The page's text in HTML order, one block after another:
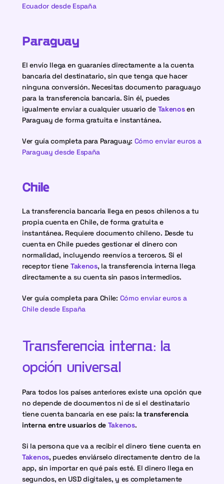
Ecuador desde España
Paraguay
El envío llega en guaraníes directamente a la cuenta
bancaria del destinatario, sin que tenga que hacer
ninguna conversión. Necesitas documento paraguayo
para la transferencia bancaria. Sin él, puedes
igualmente enviar a cualquier usuario de Takenos en
Paraguay de forma gratuita e instantánea.
Ver guía completa para Paraguay: Cómo enviar euros a
Paraguay desde España
Chile
La transferencia bancaria llega en pesos chilenos a tu
propia cuenta en Chile, de forma gratuita e
instantánea. Requiere documento chileno. Desde tu
cuenta en Chile puedes gestionar el dinero con
normalidad, incluyendo reenvíos a terceros. Si el
receptor tiene Takenos, la transferencia interna llega
directamente a su cuenta sin pasos intermedios.
Ver guía completa para Chile: Cómo enviar euros a
Chile desde España
Transferencia interna: la
opción universal
Para todos los países anteriores existe una opción que
no depende de documentos ni de si el destinatario
tiene cuenta bancaria en ese país: la transferencia
interna entre usuarios de Takenos.
Takenos, puedes enviárselo directamente dentro de la
app, sin importar en qué país esté. El dinero llega en
segundos, en USD digitales, y es completamente